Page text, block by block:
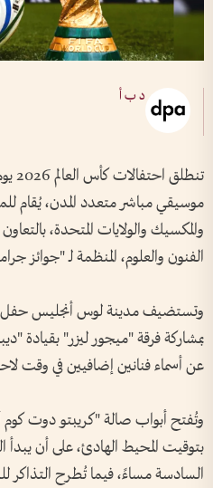
د ب أ
موسيقي مباشر متعدد المدن، يُقام
والمكسيك والولايات المتحدة،
الفنون والعلوم، المنظمة لـ "جوائز
وتستضيف مدينة لوس أنجليس حفل
بمشاركة فرقة "ميجور ليزر" بقيادة
عن أسماء فنانين إضافيين في وقت
وتُفتح أبواب صالة "كريبتو دوت كوم
بتوقيت المحيط الهادئ، على أن يبدأ
السادسة مساءً، فيما تُطرح التذاكر